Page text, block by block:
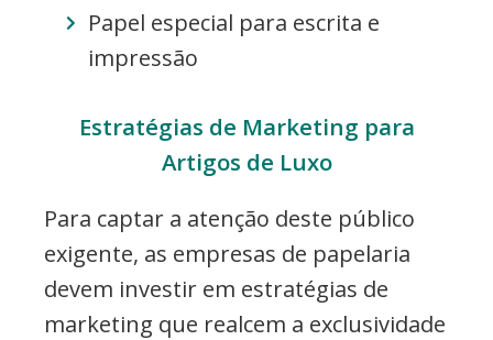
Papel especial para escrita e
impressão
Estratégias de Marketing para
Artigos de Luxo
Para captar a atenção deste público
exigente, as empresas de papelaria
devem investir em estratégias de
marketing que realcem a exclusividade